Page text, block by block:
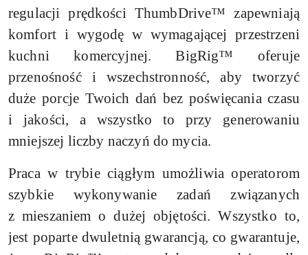
regulacji prędkości ThumbDrive™ zapewniają
komfort i wygodę w wymagającej przestrzeni
kuchni komercyjnej. BigRig™ oferuje
przenośność i wszechstronność, aby tworzyć
duże porcje Twoich dań bez poświęcania czasu
i jakości, a wszystko to przy generowaniu
mniejszej liczby naczyń do mycia.
Praca w trybie ciągłym umożliwia operatorom
szybkie wykonywanie zadań związanych
z mieszaniem o dużej objętości. Wszystko to,
jest poparte dwuletnią gwarancją, co gwarantuje,